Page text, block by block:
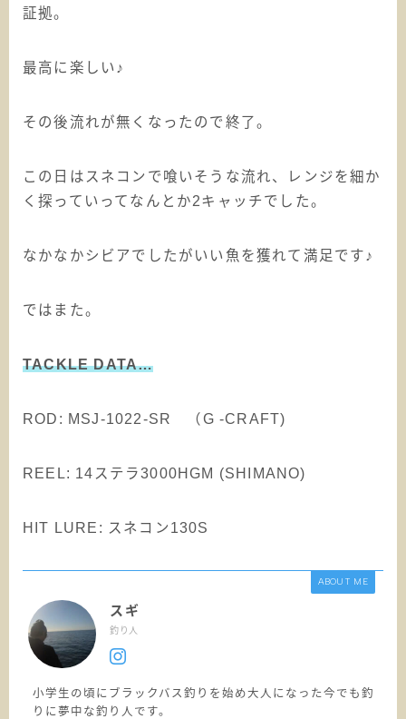
証拠。
最高に楽しい♪
その後流れが無くなったので終了。
この日はスネコンで喰いそうな流れ、レンジを細か
く探っていってなんとか2キャッチでした。
なかなかシビアでしたがいい魚を獲れて満足です♪
ではまた。
TACKLE DATA…
ROD: MSJ-1022-SR （G -CRAFT)
REEL: 14ステラ3000HGM (SHIMANO)
HIT LURE: スネコン130S
ABOUT ME
スギ
釣り人
小学生の頃にブラックバス釣りを始め大人になった今でも釣
りに夢中な釣り人です。